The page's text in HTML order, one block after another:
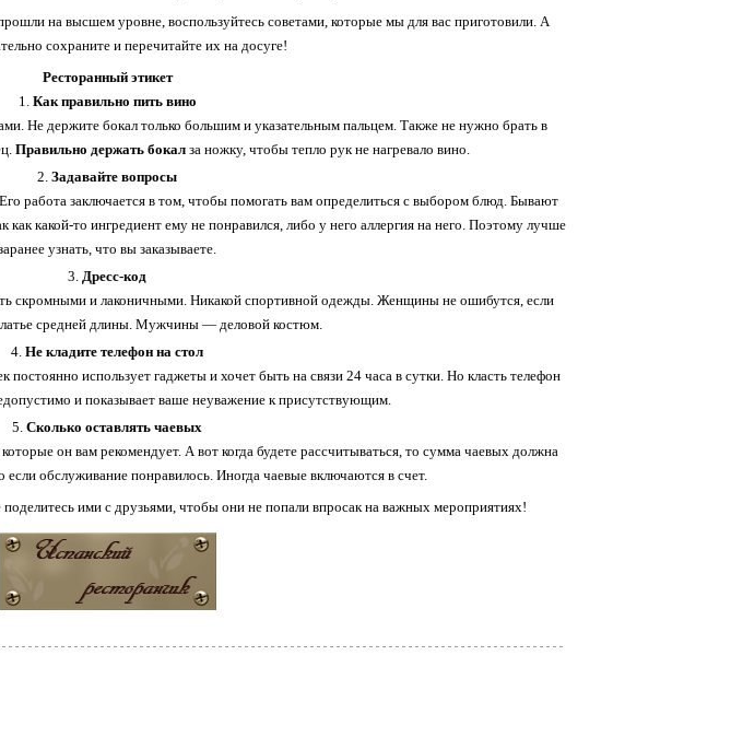
на высшем уровне, воспользуйтесь советами, которые мы для вас приготовили. А
сохраните и перечитайте их на досуге!
Ресторанный этикет
Как правильно пить вино
Не держите бокал только большим и указательным пальцем. Также не нужно брать в
Правильно держать бокалза ножку, чтобы тепло рук не нагревало вино.
Задавайте вопросы
работа заключается в том, чтобы помогать вам определиться с выбором блюд. Бывают
как какой-то ингредиент ему не понравился, либо у него аллергия на него. Поэтому лучше
узнать, что вы заказываете.
Дресс-код
скромными и лаконичными. Никакой спортивной одежды. Женщины не ошибутся, если
средней длины. Мужчины — деловой костюм.
Не кладите телефон на стол
постоянно использует гаджеты и хочет быть на связи 24 часа в сутки. Но класть телефон
и показывает ваше неуважение к присутствующим.
Сколько оставлять чаевых
он вам рекомендует. А вот когда будете рассчитываться, то сумма чаевых должна
если обслуживание понравилось. Иногда чаевые включаются в счет.
поделитесь ими с друзьями, чтобы они не попали впросак на важных мероприятиях!